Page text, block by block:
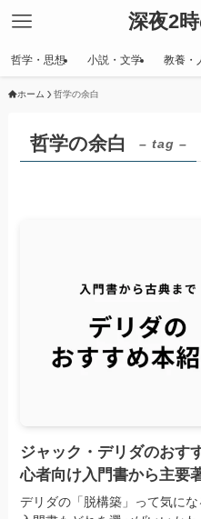
深夜2
哲学・思想 小説・文学 教養・
ホーム 哲学の余白
哲学の余白 – tag –
ジャック・デリダのおす
心者向け入門書から主要
デリダの「脱構築」って気に